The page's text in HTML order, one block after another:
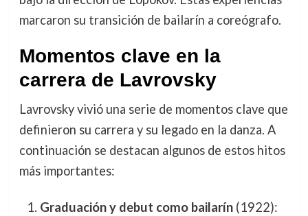
marcaron su transición de bailarín a coreógrafo.
Momentos clave en la
carrera de Lavrovsky
Lavrovsky vivió una serie de momentos clave que
definieron su carrera y su legado en la danza. A
continuación se destacan algunos de estos hitos
más importantes:
Graduación y debut como bailarín(1922):